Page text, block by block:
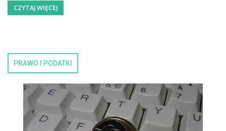
CZYTAJ WIĘCEJ
PRAWO I PODATKI